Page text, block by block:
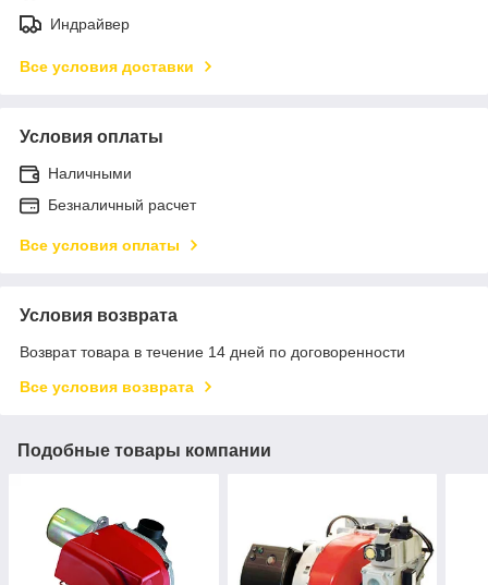
Индрайвер
Все условия доставки
Условия оплаты
Наличными
Безналичный расчет
Все условия оплаты
Условия возврата
Возврат товара в течение 14 дней по договоренности
Все условия возврата
Подобные товары компании